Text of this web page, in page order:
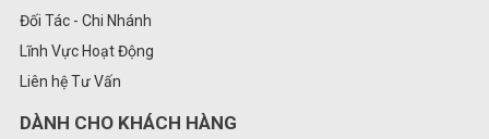
Đối Tác - Chi Nhánh
Lĩnh Vực Hoạt Động
Liên hệ Tư Vấn
DÀNH CHO KHÁCH HÀNG